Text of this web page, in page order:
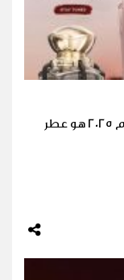
أحدث إصدار في عالم العطور الخليجية لعام 2025 هو عطر